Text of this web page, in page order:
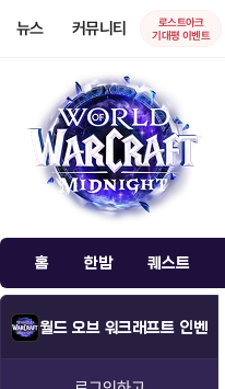
뉴스 커뮤니티
로스트아크
기대평 이벤트
홈 한밤 퀘스트
월드 오브 워크래프트 인벤